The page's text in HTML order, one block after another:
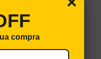
81cm
na imagem técnica
de tonalidade de
compra